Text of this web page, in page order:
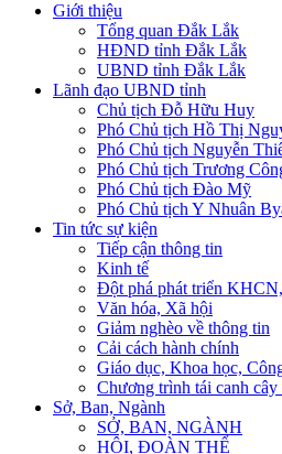
Giới thiệu
Tổng quan Đắk Lắk
HĐND tỉnh Đắk Lắk
UBND tỉnh Đắk Lắk
Lãnh đạo UBND tỉnh
Chủ tịch Đỗ Hữu Huy
Phó Chủ tịch Hồ Thị
Phó Chủ tịch Nguyễn
Phó Chủ tịch Trương
Phó Chủ tịch Đào Mỹ
Phó Chủ tịch Y Nhuân
Tin tức sự kiện
Tiếp cận thông tin
Kinh tế
Đột phá phát triển
Văn hóa, Xã hội
Giảm nghèo về thông tin
Cải cách hành chính
Giáo dục, Khoa học,
Chương trình tái canh cây
Sở, Ban, Ngành
SỞ, BAN, NGÀNH
HỘI, ĐOÀN THỂ